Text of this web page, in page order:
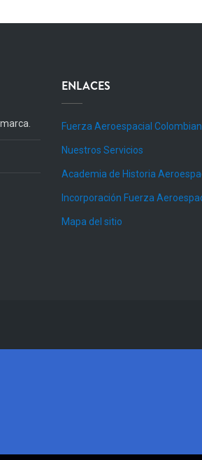
ENLACES
Fuerza Aeroespacial
Nuestros Servicios
Academia de Historia
Incorporación Fuerza
Mapa del sitio